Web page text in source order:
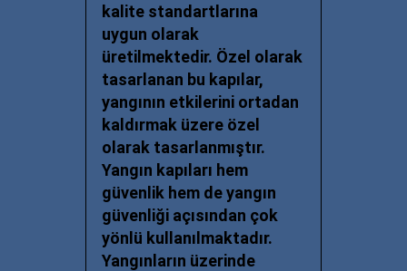
kalite standartlarına
uygun olarak
üretilmektedir. Özel olarak
tasarlanan bu kapılar,
yangının etkilerini ortadan
kaldırmak üzere özel
olarak tasarlanmıştır.
Yangın kapıları hem
güvenlik hem de yangın
güvenliği açısından çok
yönlü kullanılmaktadır.
Yangınların üzerinde